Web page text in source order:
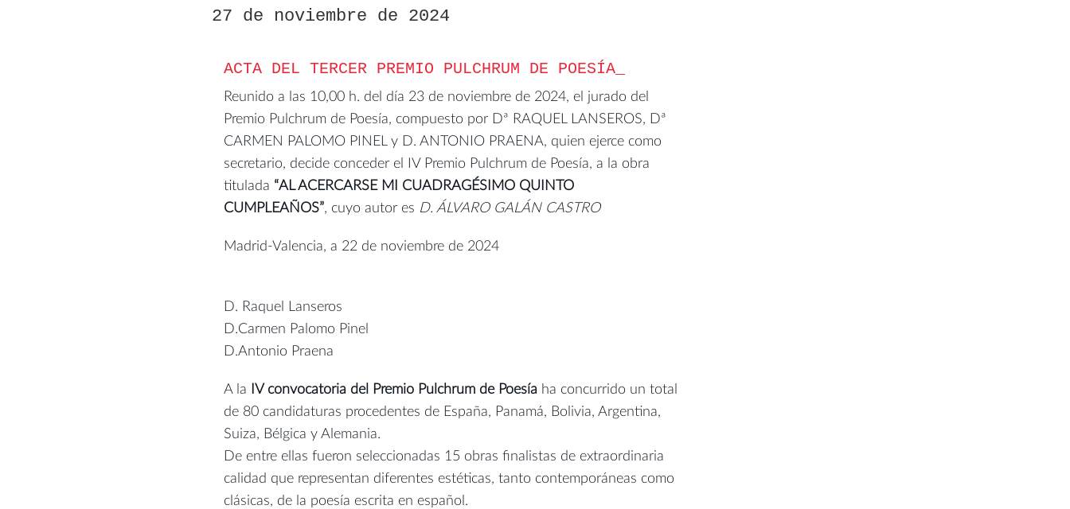
27 de noviembre de 2024
ACTA DEL TERCER PREMIO PULCHRUM DE POESÍA
Reunido a las 10,00 h. del día 23 de noviembre de 2024, el jurado del
Premio Pulchrum de Poesía, compuesto por Dª RAQUEL LANSEROS, Dª
CARMEN PALOMO PINEL y D. ANTONIO PRAENA, quien ejerce como
secretario, decide conceder el IV Premio Pulchrum de Poesía, a la obra
titulada “AL ACERCARSE MI CUADRAGÉSIMO QUINTO
CUMPLEAÑOS”, cuyo autor es D. ÁLVARO GALÁN CASTRO
Madrid-Valencia, a 22 de noviembre de 2024
D. Raquel Lanseros
D.Carmen Palomo Pinel
D.Antonio Praena
A la IV convocatoria del Premio Pulchrum de Poesía ha concurrido un total
de 80 candidaturas procedentes de España, Panamá, Bolivia, Argentina,
Suiza, Bélgica y Alemania.
De entre ellas fueron seleccionadas 15 obras finalistas de extraordinaria
calidad que representan diferentes estéticas, tanto contemporáneas como
clásicas, de la poesía escrita en español.